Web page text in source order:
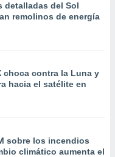
detalladas del Sol
remolinos de energía
choca contra la Luna y
hacia el satélite en
sobre los incendios
climático aumenta el